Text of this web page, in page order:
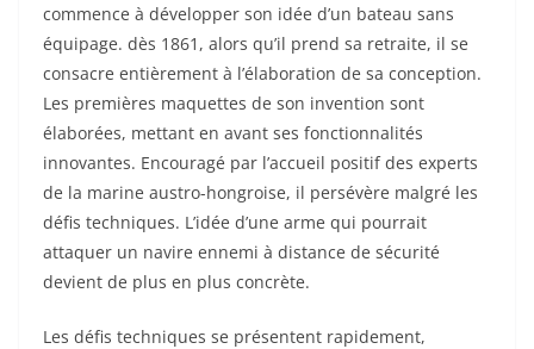
commence à développer son idée d’un bateau sans
équipage. dès 1861, alors qu’il prend sa retraite, il se
consacre entièrement à l’élaboration de sa conception.
Les premières maquettes de son invention sont
élaborées, mettant en avant ses fonctionnalités
innovantes. Encouragé par l’accueil positif des experts
de la marine austro-hongroise, il persévère malgré les
défis techniques. L’idée d’une arme qui pourrait
attaquer un navire ennemi à distance de sécurité
devient de plus en plus concrète.
Les défis techniques se présentent rapidement,